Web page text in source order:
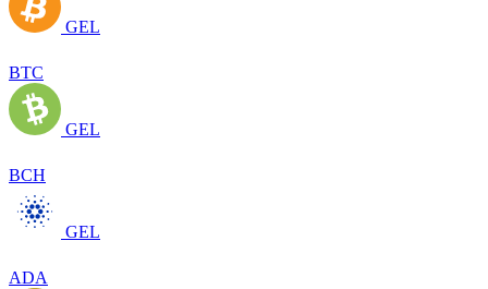
GEL
BTC
GEL
BCH
GEL
ADA